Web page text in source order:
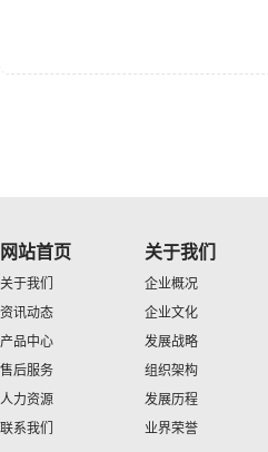
网站首页
关于我们
资讯动态
产品中心
售后服务
人力资源
联系我们
关于我们
企业概况
企业文化
发展战略
组织架构
发展历程
业界荣誉